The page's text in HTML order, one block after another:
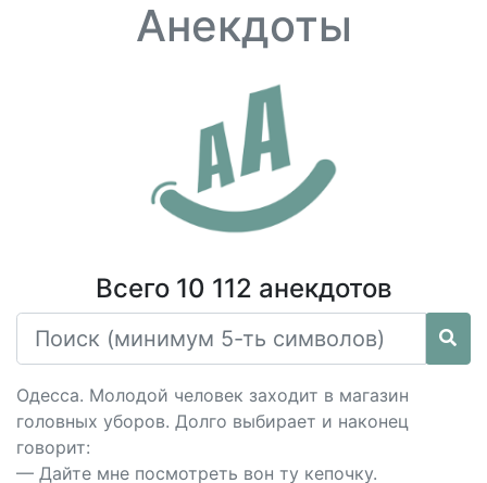
Анекдоты
Всего 10 112 анекдотов
Одесса. Молодой человек заходит в магазин
головных уборов. Долго выбирает и наконец
говорит:
— Дайте мне посмотреть вон ту кепочку.